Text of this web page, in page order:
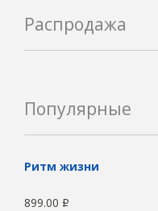
Распродажа
Популярные
Ритм жизни
899.00 Р